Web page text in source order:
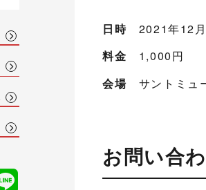
日時 2021年12月
料金 1,000円
会場 サントミュ
お問い合